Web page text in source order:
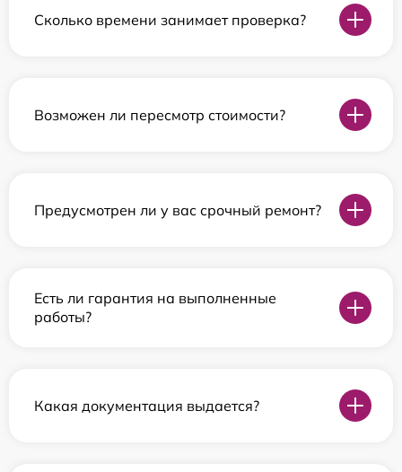
Сколько времени занимает проверка?
Возможен ли пересмотр стоимости?
Предусмотрен ли у вас срочный ремонт?
Есть ли гарантия на выполненные
работы?
Какая документация выдается?